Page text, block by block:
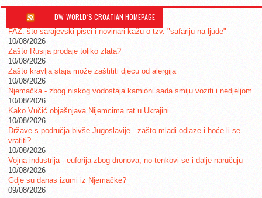
DW-WORLD´S CROATIAN HOMEPAGE
FAZ: što sarajevski pisci i novinari kažu o tzv. "safariju na ljude"
10/08/2026
Zašto Rusija prodaje toliko zlata?
10/08/2026
Zašto kravlja staja može zaštititi djecu od alergija
10/08/2026
Njemačka - zbog niskog vodostaja kamioni sada smiju voziti i nedjeljom
10/08/2026
Kako Vučić objašnjava Nijemcima rat u Ukrajini
10/08/2026
Države s područja bivše Jugoslavije - zašto mladi odlaze i hoće li se
vratiti?
10/08/2026
Vojna industrija - euforija zbog dronova, no tenkovi se i dalje naručuju
10/08/2026
Gdje su danas izumi iz Njemačke?
09/08/2026